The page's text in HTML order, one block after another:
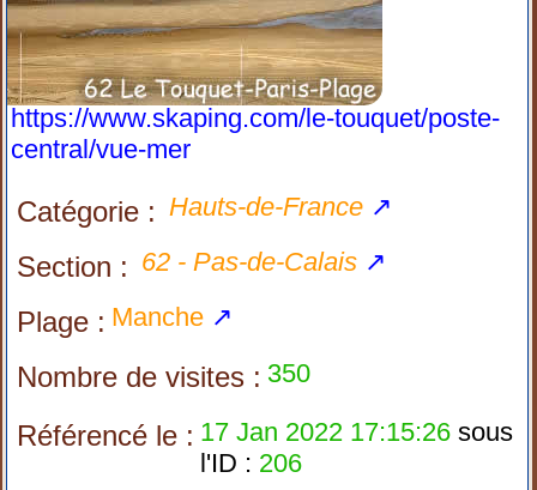
https://www.skaping.com/le-touquet/poste-
central/vue-mer
Catégorie : Hauts-de-France ↗
Section : 62 - Pas-de-Calais ↗
Plage : Manche ↗
Nombre de visites : 350
Référencé le : 17 Jan 2022 17:15:26 sous
l'ID : 206